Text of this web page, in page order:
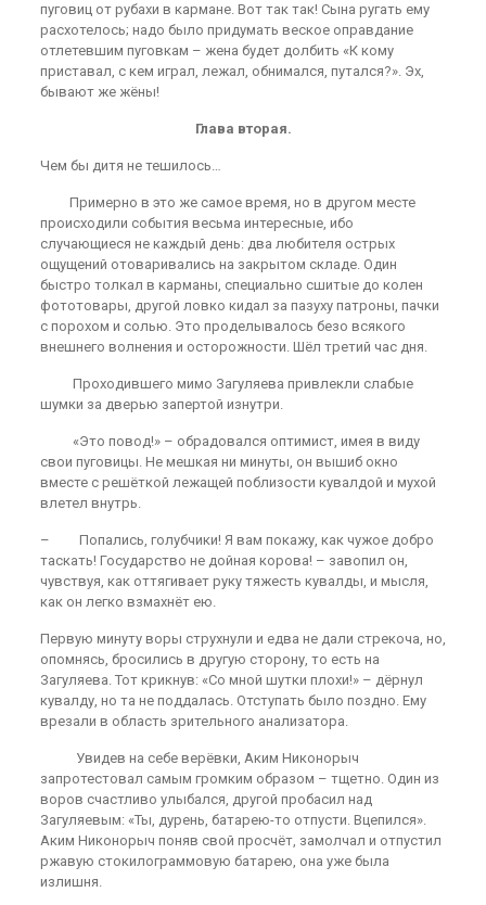
пуговиц от рубахи в кармане. Вот так так! Сына ругать ему
расхотелось; надо было придумать веское оправдание
отлетевшим пуговкам – жена будет долбить «К кому
приставал, с кем играл, лежал, обнимался, путался?». Эх,
бывают же жёны!
Глава вторая.
Чем бы дитя не тешилось…
Примерно в это же самое время, но в другом месте
происходили события весьма интересные, ибо
случающиеся не каждый день: два любителя острых
ощущений отоваривались на закрытом складе. Один
быстро толкал в карманы, специально сшитые до колен
фототовары, другой ловко кидал за пазуху патроны, пачки
с порохом и солью. Это проделывалось безо всякого
внешнего волнения и осторожности. Шёл третий час дня.
Проходившего мимо Загуляева привлекли слабые
шумки за дверью запертой изнутри.
«Это повод!» – обрадовался оптимист, имея в виду
свои пуговицы. Не мешкая ни минуты, он вышиб окно
вместе с решёткой лежащей поблизости кувалдой и мухой
влетел внутрь.
– Попались, голубчики! Я вам покажу, как чужое добро
таскать! Государство не дойная корова! – завопил он,
чувствуя, как оттягивает руку тяжесть кувалды, и мысля,
как он легко взмахнёт ею.
Первую минуту воры струхнули и едва не дали стрекоча, но,
опомнясь, бросились в другую сторону, то есть на
Загуляева. Тот крикнув: «Со мной шутки плохи!» – дёрнул
кувалду, но та не поддалась. Отступать было поздно. Ему
врезали в область зрительного анализатора.
Увидев на себе верёвки, Аким Никонорыч
запротестовал самым громким образом – тщетно. Один из
воров счастливо улыбался, другой пробасил над
Загуляевым: «Ты, дурень, батарею-то отпусти. Вцепился».
Аким Никонорыч поняв свой просчёт, замолчал и отпустил
ржавую стокилограммовую батарею, она уже была
излишня.